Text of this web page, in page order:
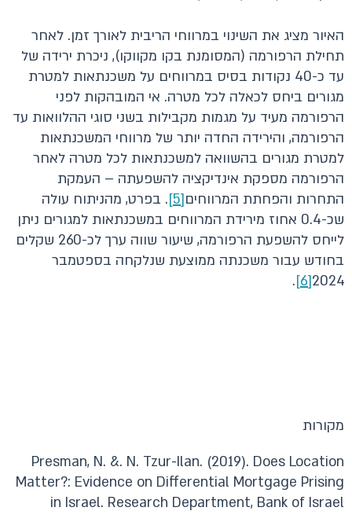
האיור מציג את השינוי במרווחי הריבית לאורך זמן. לאחר
תחילת הרפורמה (המסומנת בקו מקווקו), ניכרת ירידה של
עד כ-40 נקודות בסיס במרווחים על משכנתאות למטרת
מגורים ביחס לכאלה לכל מטרה. אי המובהקות לפני
הרפורמה מעיד על מגמות מקבילות בשני סוגי ההלוואות עד
הרפורמה, והירידה החדה יותר של מרווחי המשכנתאות
למטרת מגורים בהשוואה למשכנתאות לכל מטרה לאחר
הרפורמה מספקת אינדיקציה להשפעתה – העמקת
התחרות והפחתת המרווחים[5]
. בפרט, מהניתוח עולה
שכ-0.4 אחוז מירידת המרווחים במשכנתאות למגורים ניתן
לייחס להשפעת הרפורמה, שיעור שווה ערך לכ-260 שקלים
בחודש עבור משכנתה ממוצעת שנלקחה בספטמבר
2024
[6]
.
מקורות
Presman, N. &. N. Tzur-Ilan. (2019). Does Location
Matter?: Evidence on Differential Mortgage Prising
in Israel. Research Department, Bank of Israel